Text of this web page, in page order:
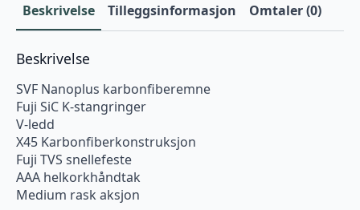
Beskrivelse Tilleggsinformasjon Omtaler (0)
Beskrivelse
SVF Nanoplus karbonfiberemne
Fuji SiC K-stangringer
V-ledd
X45 Karbonfiberkonstruksjon
Fuji TVS snellefeste
AAA helkorkhåndtak
Medium rask aksjon